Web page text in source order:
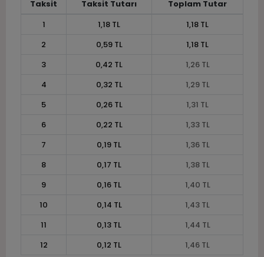
Taksit Taksit Tutarı
Toplam Tutar
1
1,18 TL
1,18 TL
2
0,59 TL
1,18 TL
3
0,42 TL
1,26 TL
4
0,32 TL
1,29 TL
5
0,26 TL
1,31 TL
6
0,22 TL
1,33 TL
7
0,19 TL
1,36 TL
8
0,17 TL
1,38 TL
9
0,16 TL
1,40 TL
10
0,14 TL
1,43 TL
11
0,13 TL
1,44 TL
12
0,12 TL 1,46 TL